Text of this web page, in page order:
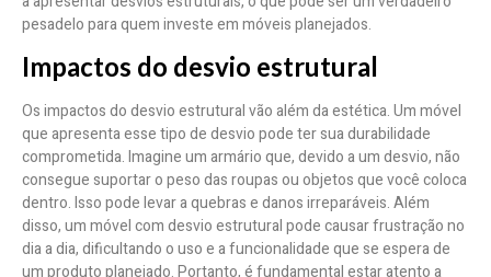
pesadelo para quem investe em móveis planejados.
Impactos do desvio estrutural
Os impactos do desvio estrutural vão além da estética. Um móvel
que apresenta esse tipo de desvio pode ter sua durabilidade
comprometida. Imagine um armário que, devido a um desvio, não
consegue suportar o peso das roupas ou objetos que você coloca
dentro. Isso pode levar a quebras e danos irreparáveis. Além
disso, um móvel com desvio estrutural pode causar frustração no
dia a dia, dificultando o uso e a funcionalidade que se espera de
um produto planejado. Portanto, é fundamental estar atento a